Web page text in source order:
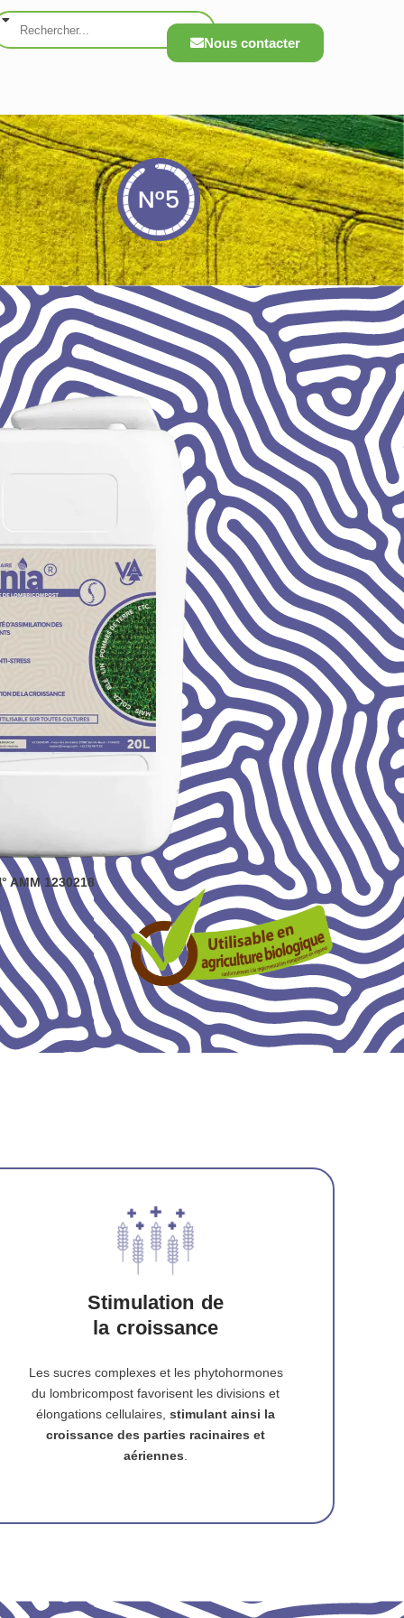
Nous contacter
AMM 1230218
Stimulation de
la croissance
Les sucres complexes et les phytohormones
du lombricompost favorisent les divisions et
élongations cellulaires,stimulant ainsi la
croissance des parties racinaires et
aériennes.